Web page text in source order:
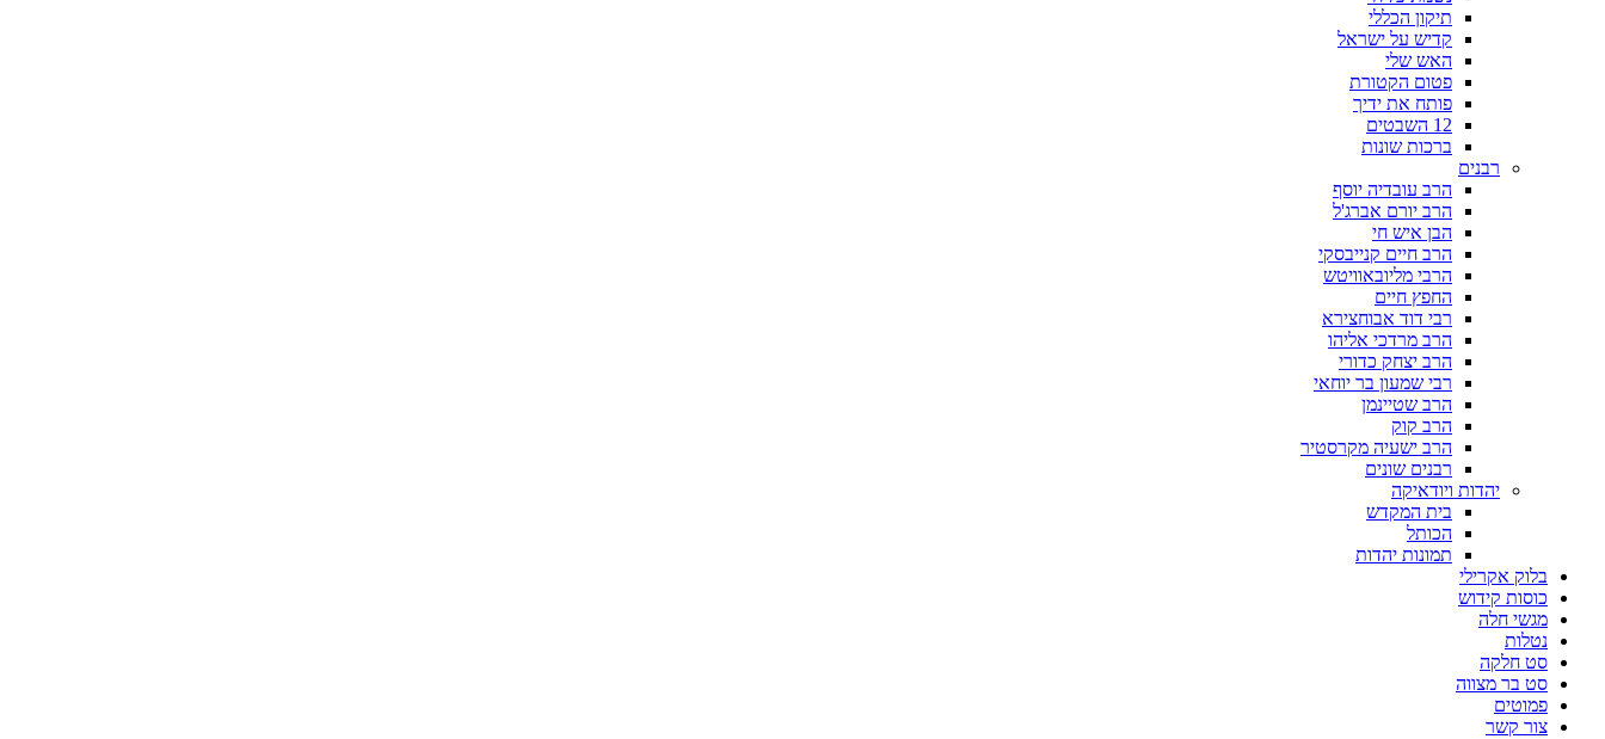
תיקון הכללי
קדיש על ישראל
האש שלי
פטום הקטורת
פותח את ידיך
12 השבטים
ברכות שונות
רבנים
הרב עובדיה יוסף
הרב יורם אברג'ל
הבן איש חי
הרב חיים קנייבסקי
הרבי מליובאוויטש
החפץ חיים
רבי דוד אבוחצירא
הרב מרדכי אליהו
הרב יצחק כדורי
רבי שמעון בר יוחאי
הרב שטיינמן
הרב קוק
הרב ישעיה מקרסטיר
רבנים שונים
יהדות ויודאיקה
בית המקדש
הכותל
תמונות יהדות
בלוק אקרילי
כוסות קידוש
מגשי חלה
נטלות
סט חלקה
סט בר מצווה
פמוטים
צור קשר